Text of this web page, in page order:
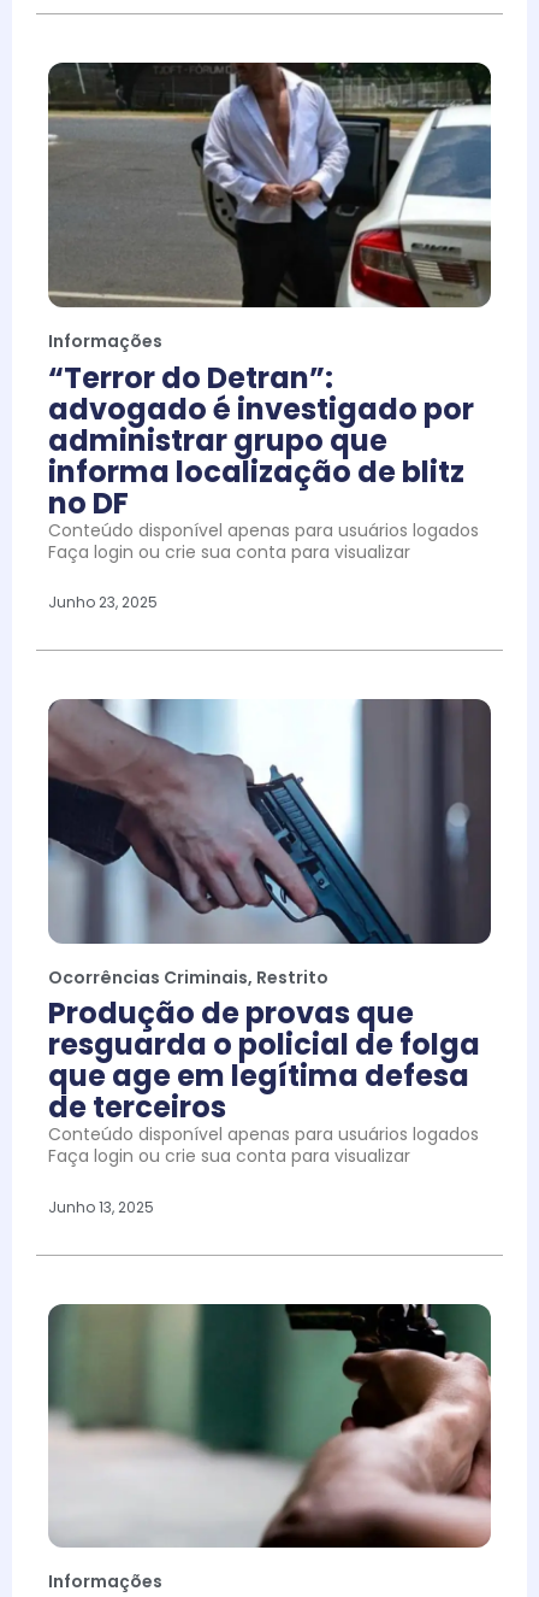
Informações
“Terror do Detran”:
advogado é investigado por
administrar grupo que
informa localização de blitz
no DF
Conteúdo disponível apenas para usuários logados
Faça login ou crie sua conta para visualizar
Junho 23, 2025
Ocorrências Criminais, Restrito
Produção de provas que
resguarda o policial de folga
que age em legítima defesa
de terceiros
Conteúdo disponível apenas para usuários logados
Faça login ou crie sua conta para visualizar
Junho 13, 2025
Informações